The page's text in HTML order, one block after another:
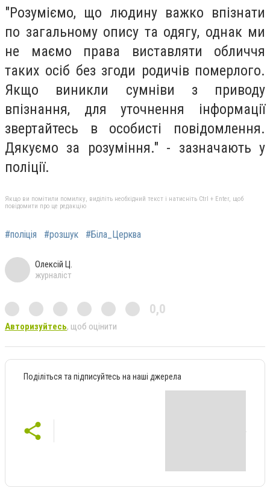
"Розуміємо, що людину важко впізнати
по загальному опису та одягу, однак ми
не маємо права виставляти обличчя
таких осіб без згоди родичів померлого.
Якщо виникли сумніви з приводу
впізнання, для уточнення інформації
звертайтесь в особисті повідомлення.
Дякуємо за розуміння." - зазначають у
поліції.
Якщо ви помітили помилку, виділіть необхідний текст і натисніть Ctrl + Enter, щоб
повідомити про це редакцію
#поліція #розшук #Біла_Церква
Олексій Ц.
журналіст
0,0
Авторизуйтесь, щоб оцінити
Поділіться та підписуйтесь на наші джерела